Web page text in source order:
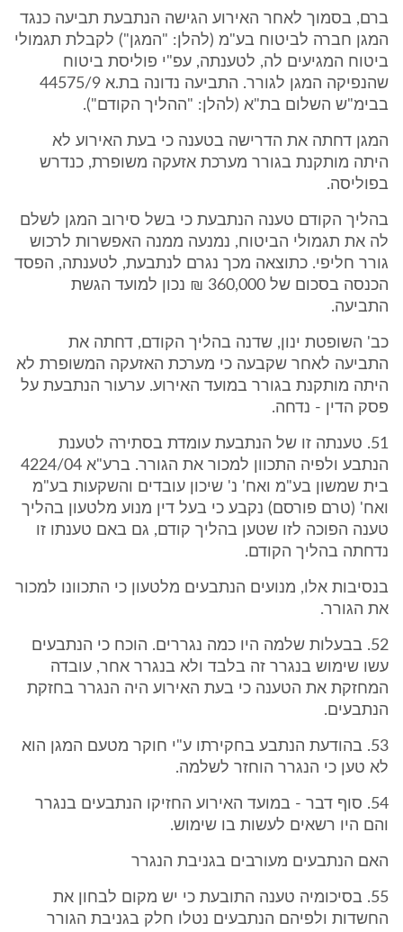
ברם, בסמוך לאחר האירוע הגישה הנתבעת תביעה כנגד
המגן חברה לביטוח בע"מ (להלן: "המגן") לקבלת תגמולי
ביטוח המגיעים לה, לטענתה, עפ"י פוליסת ביטוח
שהנפיקה המגן לגורר. התביעה נדונה בת.א 44575/9
בבימ"ש השלום בת"א (להלן: "ההליך הקודם").
המגן דחתה את הדרישה בטענה כי בעת האירוע לא
היתה מותקנת בגורר מערכת אזעקה משופרת, כנדרש
בפוליסה.
בהליך הקודם טענה הנתבעת כי בשל סירוב המגן לשלם
לה את תגמולי הביטוח, נמנעה ממנה האפשרות לרכוש
גורר חליפי. כתוצאה מכך נגרם לנתבעת, לטענתה, הפסד
הכנסה בסכום של 360,000 ₪ נכון למועד הגשת
התביעה.
כב' השופטת ינון, שדנה בהליך הקודם, דחתה את
התביעה לאחר שקבעה כי מערכת האזעקה המשופרת לא
היתה מותקנת בגורר במועד האירוע. ערעור הנתבעת על
פסק הדין - נדחה.
51. טענתה זו של הנתבעת עומדת בסתירה לטענת
הנתבע ולפיה התכוון למכור את הגורר. ברע"א 4224/04
בית שמשון בע"מ ואח' נ' שיכון עובדים והשקעות בע"מ
ואח' (טרם פורסם) נקבע כי בעל דין מנוע מלטעון בהליך
טענה הפוכה לזו שטען בהליך קודם, גם באם טענתו זו
נדחתה בהליך הקודם.
בנסיבות אלו, מנועים הנתבעים מלטעון כי התכוונו למכור
את הגורר.
52. בבעלות שלמה היו כמה נגררים. הוכח כי הנתבעים
עשו שימוש בנגרר זה בלבד ולא בנגרר אחר, עובדה
המחזקת את הטענה כי בעת האירוע היה הנגרר בחזקת
הנתבעים.
53. בהודעת הנתבע בחקירתו ע"י חוקר מטעם המגן הוא
לא טען כי הנגרר הוחזר לשלמה.
54. סוף דבר - במועד האירוע החזיקו הנתבעים בנגרר
והם היו רשאים לעשות בו שימוש.
האם הנתבעים מעורבים בגניבת הנגרר
55. בסיכומיה טענה התובעת כי יש מקום לבחון את
החשדות ולפיהם הנתבעים נטלו חלק בגניבת הגורר